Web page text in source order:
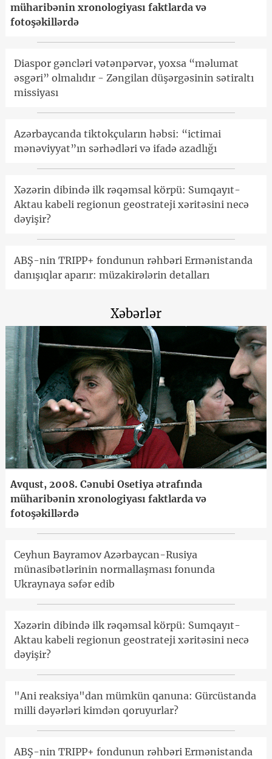
müharibənin xronologiyası faktlarda və
fotoşəkillərdə
Diaspor gəncləri vətənpərvər, yoxsa “məlumat
əsgəri” olmalıdır - Zəngilan düşərgəsinin sətiraltı
missiyası
Azərbaycanda tiktokçuların həbsi: “ictimai
mənəviyyat”ın sərhədləri və ifadə azadlığı
Xəzərin dibində ilk rəqəmsal körpü: Sumqayıt-
Aktau kabeli regionun geostrateji xəritəsini necə
dəyişir?
ABŞ-nin TRIPP+ fondunun rəhbəri Ermənistanda
danışıqlar aparır: müzakirələrin detalları
Xəbərlər
Avqust, 2008. Cənubi Osetiya ətrafında
müharibənin xronologiyası faktlarda və
fotoşəkillərdə
Ceyhun Bayramov Azərbaycan-Rusiya
münasibətlərinin normallaşması fonunda
Ukraynaya səfər edib
Xəzərin dibində ilk rəqəmsal körpü: Sumqayıt-
Aktau kabeli regionun geostrateji xəritəsini necə
dəyişir?
"Ani reaksiya"dan mümkün qanuna: Gürcüstanda
milli dəyərləri kimdən qoruyurlar?
ABŞ-nin TRIPP+ fondunun rəhbəri Ermənistanda